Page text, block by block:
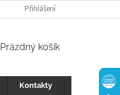
REKLAMACE
Přihlášení
NÁKUPNÍ
Prázdný košík
Kontakty